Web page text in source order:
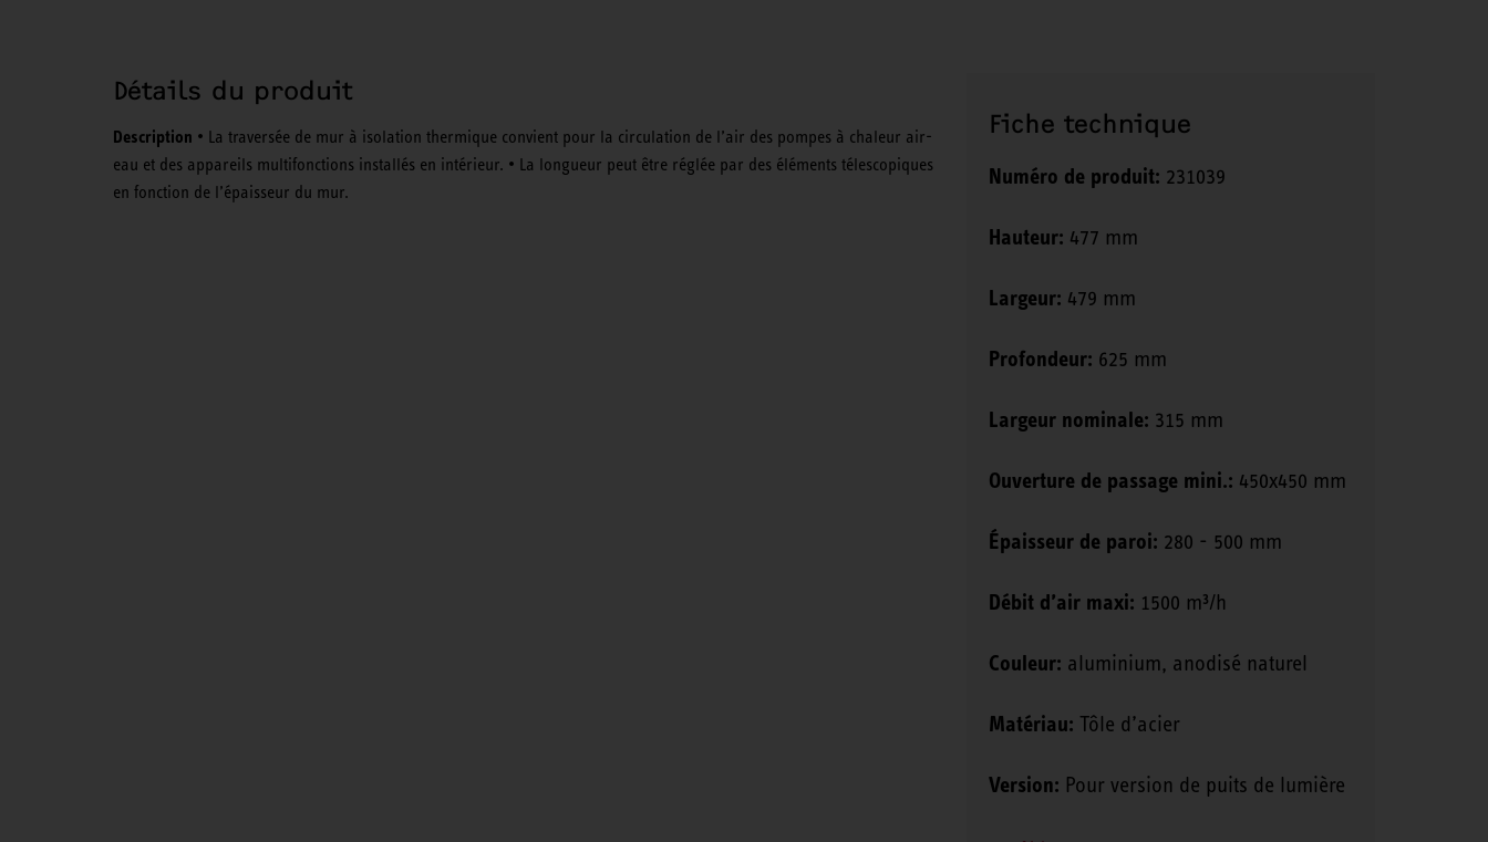
Détails du produit
Description • La traversée de mur à isolation thermique convient pour la circulation de l’air des pompes à chaleur air-
eau et des appareils multifonctions installés en intérieur. • La longueur peut être réglée par des éléments télescopiques
en fonction de l’épaisseur du mur.
Fiche technique
Numéro de produit: 231039
Hauteur: 477 mm
Largeur: 479 mm
Profondeur: 625 mm
Largeur nominale: 315 mm
Ouverture de passage mini.: 450x450 mm
Épaisseur de paroi: 280 - 500 mm
Débit d’air maxi: 1500 m³/h
Couleur: aluminium, anodisé naturel
Matériau: Tôle d’acier
Version: Pour version de puits de lumière